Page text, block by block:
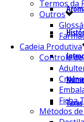
Termos da
Outros
Cadeia Produtiva
Controle
Ficha
Métodos